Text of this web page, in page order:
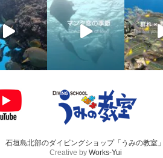
石垣島北部のダイビングショップ「うみの教室
Creative by Works-Yui